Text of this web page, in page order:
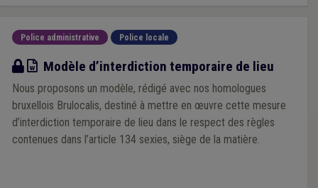
Police administrative Police locale
Modèle
Modèle d’interdiction temporaire de lieu
Nous proposons un modèle, rédigé avec nos homologues
bruxellois Brulocalis, destiné à mettre en œuvre cette mesure
d’interdiction temporaire de lieu dans le respect des règles
contenues dans l’article 134 sexies, siège de la matière.